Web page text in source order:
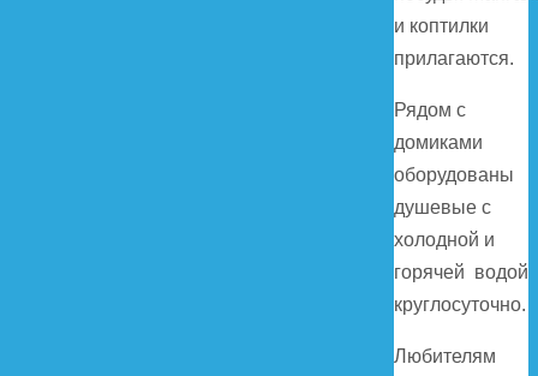
и коптилки
прилагаются.
Рядом с
домиками
оборудованы
душевые с
холодной и
горячей водой
круглосуточно.
Любителям